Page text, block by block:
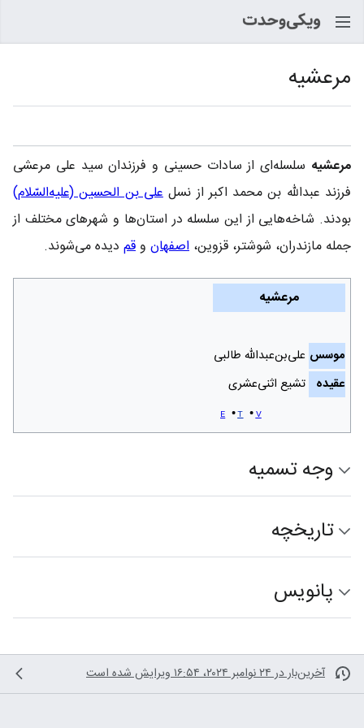
مرعشیه
مرعشيه‏ سلسله‌ای از سادات حسینی و فرزندان سید علی مرعشی
فرزند عبدالله بن محمد اکبر از نسلعلی بن الحسین (علیه‌السّلام)
بودند. شاخه‌هایی از این سلسله در استان‌ها و شهرهای مختلف از
جمله مازندران، شوشتر، قزوین، اصفهان وقم دیده می‌شوند.
مرعشيه‏
موسس علی‌بن‌عبدالله طالبی
عقیده تشیع اثنی‌عشری
v
t
e
وجه تسمیه
تاریخچه
پانویس
آخرین‌بار در ‏۲۴ نوامبر ۲۰۲۴، ‏۱۶:۵۴ ویرایش شده است